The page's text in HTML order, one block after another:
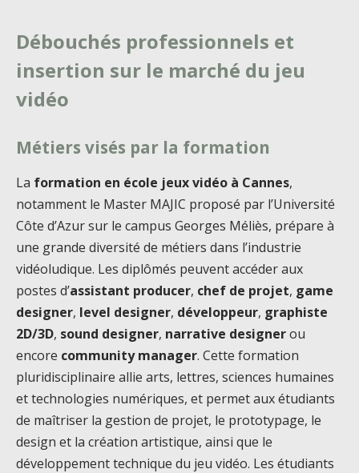
Débouchés professionnels et
insertion sur le marché du jeu
vidéo
Métiers visés par la formation
La formation en école jeux vidéo à Cannes,
notamment le Master MAJIC proposé par l’Université
Côte d’Azur sur le campus Georges Méliès, prépare à
une grande diversité de métiers dans l’industrie
vidéoludique. Les diplômés peuvent accéder aux
postes d’assistant producer, chef de projet, game
designer, level designer, développeur, graphiste
2D/3D, sound designer, narrative designerou
encore community manager. Cette formation
pluridisciplinaire allie arts, lettres, sciences humaines
et technologies numériques, et permet aux étudiants
de maîtriser la gestion de projet, le prototypage, le
design et la création artistique, ainsi que le
développement technique du jeu vidéo. Les étudiants